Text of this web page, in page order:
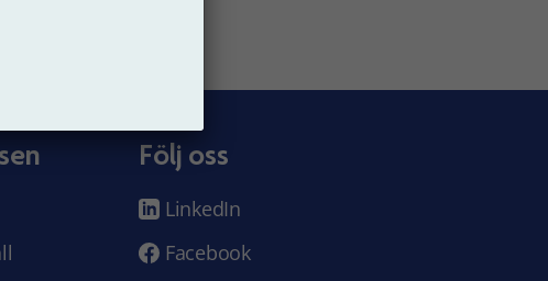
Följ oss
LinkedIn
Facebook